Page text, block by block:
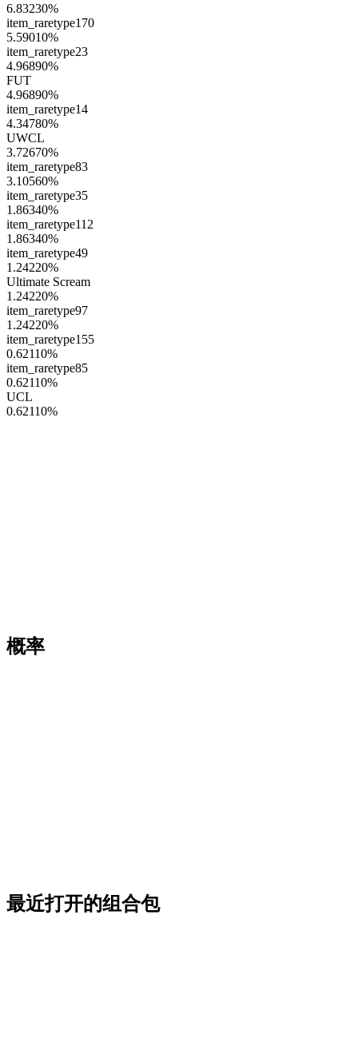
6.83230%
item_raretype170
5.59010%
item_raretype23
4.96890%
FUT
4.96890%
item_raretype14
4.34780%
UWCL
3.72670%
item_raretype83
3.10560%
item_raretype35
1.86340%
item_raretype112
1.86340%
item_raretype49
1.24220%
Ultimate Scream
1.24220%
item_raretype97
1.24220%
item_raretype155
0.62110%
item_raretype85
0.62110%
UCL
0.62110%
概率
最近打开的组合包